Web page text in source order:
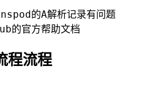
的A解析记录有问题
的官方帮助文档
程流程